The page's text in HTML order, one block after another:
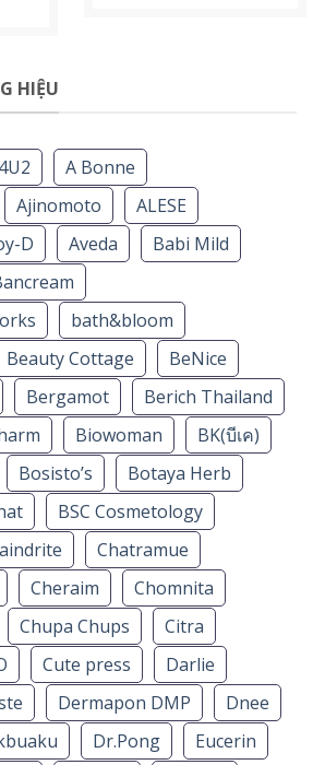
HIỆU
4U2
A Bonne
Ajinomoto
ALESE
D Aveda
Babi Mild
bath&bloom
Beauty Cottage
BeNice
Bergamot
Berich Thailand
Biowoman
BK(บีเค)
Bosisto’s
Botaya Herb
BSC Cosmetology
Chatramue
Cheraim
Chomnita
Chupa Chups
Citra
Cute press
Darlie
Dermapon DMP
Dnee
Dr.Pong
Eucerin